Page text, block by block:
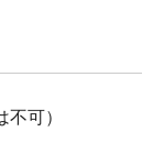
可）